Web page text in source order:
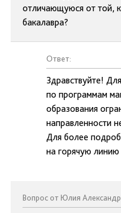
отличающуюся от той,
бакалавра?
Ответ:
Здравствуйте!
по программам
образования
направленности
Для более
на горячую
Вопрос от Юлия